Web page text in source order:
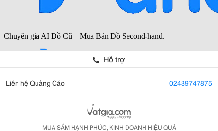
Hỗ trợ
Liên hệ Quảng Cáo 02439747875
MUA SẮM HẠNH PHÚC, KINH DOANH HIỆU QUẢ